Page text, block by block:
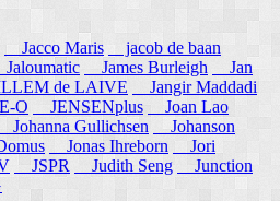
Jacco Maris
jacob de baan
James Burleigh
Jan
de LAIVE
Jangir Maddadi
O JENSENplus
Joan Lao
Johanna Gullichsen
Johanson
Jonas Ihreborn
Jori
JSPR Judith Seng
Junction